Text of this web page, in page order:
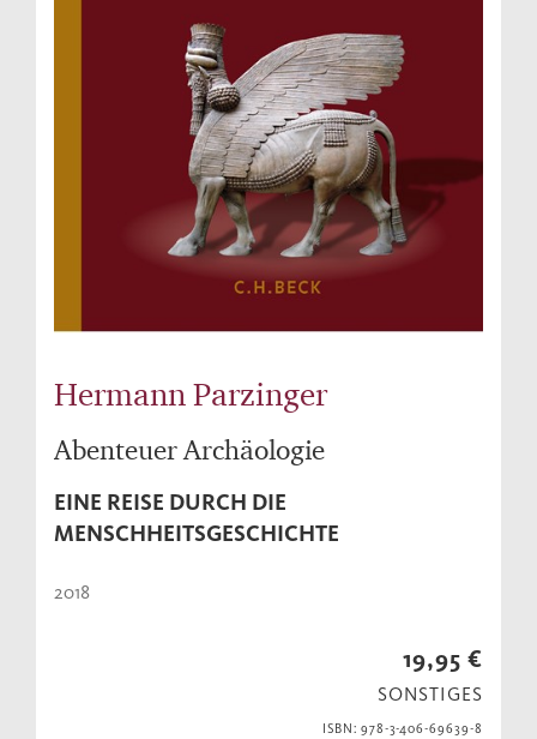
Hermann Parzinger
Abenteuer Archäologie
EINE REISE DURCH DIE
MENSCHHEITSGESCHICHTE
2018
19,95 €
SONSTIGES
ISBN: 978-3-406-69639-8